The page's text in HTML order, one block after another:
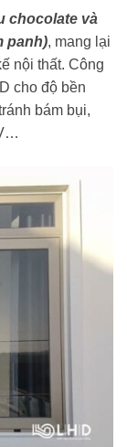
chocolate và
panh), mang lại
nội thất. Công
cho độ bền
bám bụi,